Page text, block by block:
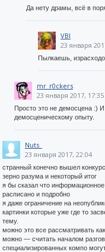
Да нету драмы, всё в
VBI
23 января
Пылкаешь,
mr_r0ckers
23 января 2017, 17:35
Просто это не демосцена :)
демосценическому опыту.
Nuts_
23 января 2017, 22:04
странный конечно вышел
зерно разума и некоторый итог
я бы сказал что
расписано и подробно
я даже ограничение на
картинки которые уже где то
тему.
можно это все рассматривать
можно — считать началом
специализированных компо